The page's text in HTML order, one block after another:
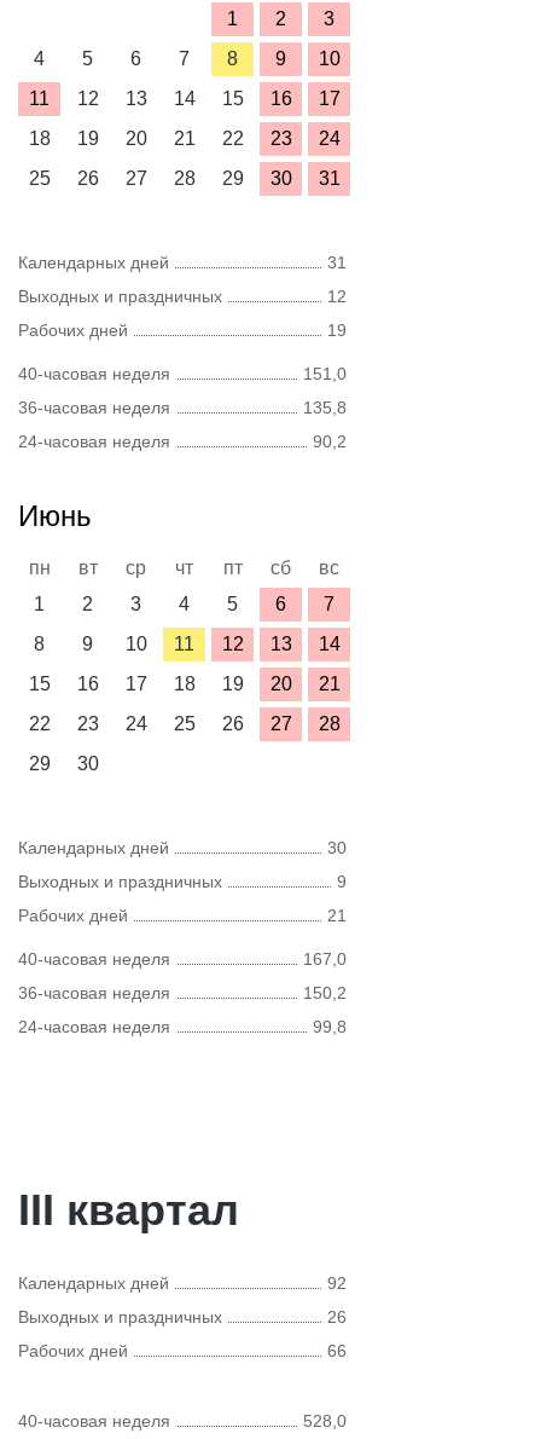
1
2
3
4
5 6 7 8 9
10
11
12 13 14 15 16
17
18
19 20 21 22 23
24
25
26 27 28 29 30 31
Календарных дней
31
Выходных и праздничных
12
Рабочих дней
19
40-часовая неделя
151,0
36-часовая неделя
135,8
24-часовая неделя
90,2
Июнь
пн вт ср чт пт сб
вс
1
2 3 4 5 6
7
8
9 10 11 12 13
14
15
16 17 18 19 20
21
22
23 24 25 26 27
28
29
30
Календарных дней
30
Выходных и праздничных
9
Рабочих дней
21
40-часовая неделя
167,0
36-часовая неделя
150,2
24-часовая неделя
99,8
III квартал
Календарных дней
92
Выходных и праздничных
26
Рабочих дней
66
40-часовая неделя 528,0